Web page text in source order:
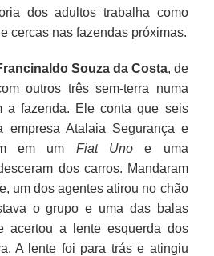
dos adultos trabalha como
cercas nas fazendas próximas.
Souza da Costa, de
outros três sem-terra numa
a fazenda. Ele conta que seis
empresa Atalaia Segurança e
em um Fiat Unoe uma
dos carros. Mandaram
um dos agentes atirou no chão
o grupo e uma das balas
acertou a lente esquerda dos
A lente foi para trás e atingiu